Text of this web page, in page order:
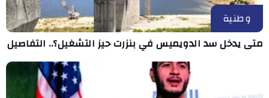
وطنية
متى يدخل سد الدويميس في بنزرت حيز التشغيل؟.. التفاصيل